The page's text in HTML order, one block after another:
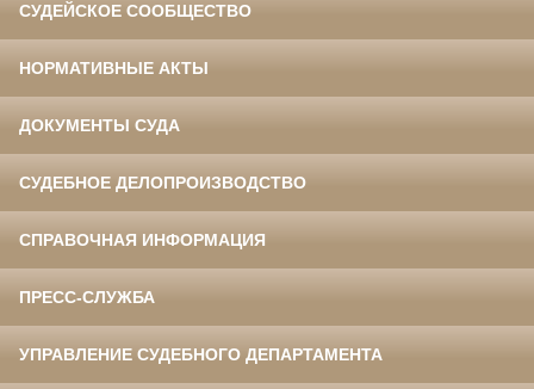
СУДЕЙСКОЕ СООБЩЕСТВО
НОРМАТИВНЫЕ АКТЫ
ДОКУМЕНТЫ СУДА
СУДЕБНОЕ ДЕЛОПРОИЗВОДСТВО
СПРАВОЧНАЯ ИНФОРМАЦИЯ
ПРЕСС-СЛУЖБА
УПРАВЛЕНИЕ СУДЕБНОГО ДЕПАРТАМЕНТА